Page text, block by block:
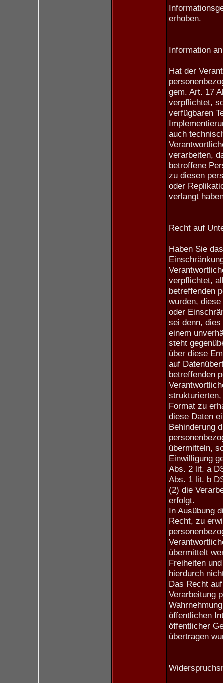
erhoben.
Information
Hat der
gem. Art. 17
verpflichtet,
verfügbaren
auch
verarbeiten,
betroffene
zu diesen
oder
verlangt
Recht auf
Haben Sie
verpflichtet,
betreffenden
wurden,
oder
sei denn,
einem
steht
über diese
auf
betreffenden
strukturierten,
Format zu
diese Daten
Behinderung
übermitteln,
Einwilligung
Abs. 2 lit. a
Abs. 1 lit. b
(2) die
erfolgt.
In Ausübung
Recht, zu
übermittelt
Freiheiten
hierdurch
Das Recht
Verarbeitung
öffentlichen
öffentlicher
übertragen